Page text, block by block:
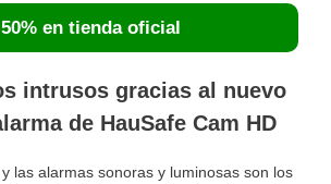
en tienda oficial
intrusos gracias al nuevo
de HauSafe Cam HD
las alarmas sonoras y luminosas son los